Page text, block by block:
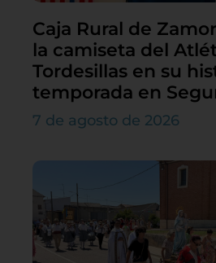
Caja Rural de
la camiseta del
Tordesillas en su
temporada en
7 de agosto de 2026